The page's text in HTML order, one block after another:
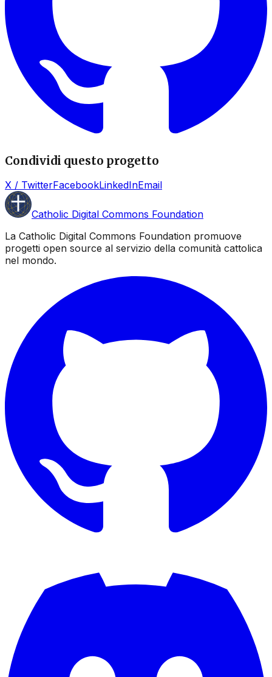
Condividi questo progetto
X / TwitterFacebookLinkedInEmail
Catholic Digital Commons Foundation
La Catholic Digital Commons Foundation promuove
progetti open source al servizio della comunità cattolica
nel mondo.